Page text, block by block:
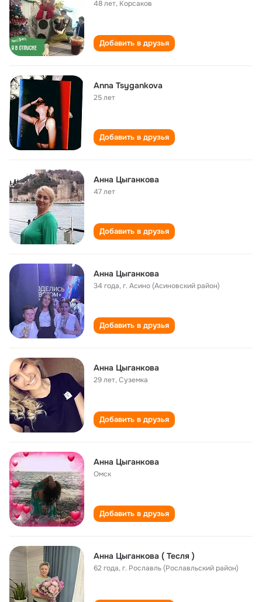
48 лет, Корсаков
Добавить в друзья
Anna Tsygankova
25 лет
Добавить в друзья
Анна Цыганкова
47 лет
Добавить в друзья
Анна Цыганкова
34 года,г. Асино (Асиновский район)
Добавить в друзья
Анна Цыганкова
29 лет,Суземка
Добавить в друзья
Анна Цыганкова
Омск
Добавить в друзья
Анна Цыганкова ( Тесля )
62 года,г. Рославль (Рославльский район)